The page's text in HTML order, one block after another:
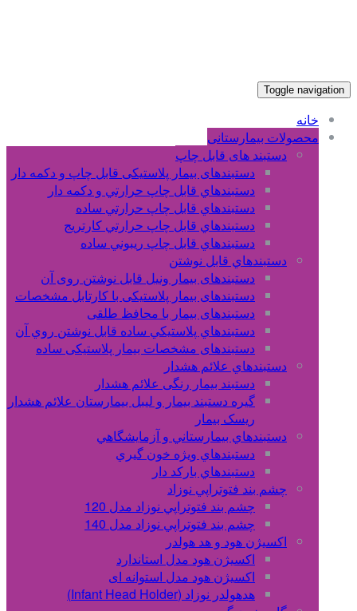
Toggle navigation
خانه
محصولات بیمارستانی
دستبند های قابل چاپ
دستبندهای بیمار پلاستیکی قابل چاپ و دکمه دار
دستبندهاي قابل چاپ حرارتي و دکمه دار
دستبندهاي قابل چاپ حرارتي ساده
دستبندهاي قابل چاپ حرارتي کارتريج
دستبندهاي قابل چاپ ريبوني ساده
دستبندهاي قابل نوشتن
دستبندهای بیمار ونیل قابل نوشتن روی آن
دستبندهای بیمار پلاستیکی با کارتابل مشخصات
دستبندهای بیمار با محافظ طلقی
دستبندهاي پلاستيکي ساده قابل نوشتن روي آن
دستبندهای مشخصات بیمار پلاستیکی ساده
دستبندهاي علائم هشدار
دستبند بیمار رنگی علائم هشدار
گیره دستبند بیمار و لیبل بیمارستان علائم هشدار
ریسک بیمار
دستبندهاي بيمارستاني و آزمايشگاهي
دستبندهاي ويژه خون گيري
دستبندهاي بارکد دار
چشم بند فتوتراپي نوزاد
چشم بند فتوتراپي نوزاد مدل 120
چشم بند فتوتراپي نوزاد مدل 140
اکسیژن هود و هد هولدر
اکسیژن هود مدل استاندارد
اکسیژن هود مدل استوانه ای
هدهولدر نوزاد (Infant Head Holder)